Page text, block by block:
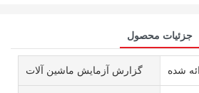
جزئیات محصول
گزارش آزمایش ماشین آلات شده